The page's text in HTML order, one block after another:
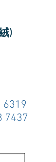
)
6319
7437